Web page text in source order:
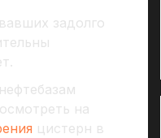
задолго
на
цистерн в